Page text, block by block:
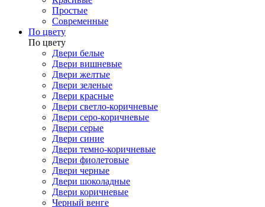
Простые
Современные
По цвету
По цвету
Двери белые
Двери вишневые
Двери желтые
Двери зеленые
Двери красные
Двери светло-коричневые
Двери серо-коричневые
Двери серые
Двери синие
Двери темно-коричневые
Двери фиолетовые
Двери черные
Двери шоколадные
Двери коричневые
Черный венге